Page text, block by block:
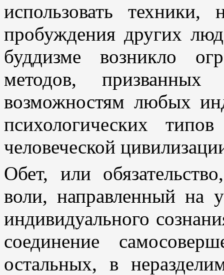
использовать
пробуждения других
буддизме возникло
методов, призванных
возможностям любых
психологических
человеческой
Обет, или
воли, направленный на
индивидуального
соединение
остальных, в